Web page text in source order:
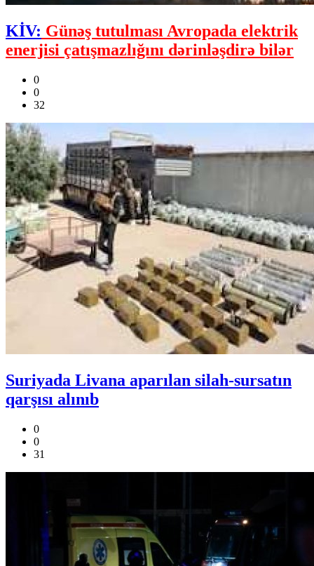
KİV: Günəş tutulması Avropada elektrik
enerjisi çatışmazlığını dərinləşdirə bilər
0
0
32
Suriyada Livana aparılan silah-sursatın
qarşısı alınıb
0
0
31